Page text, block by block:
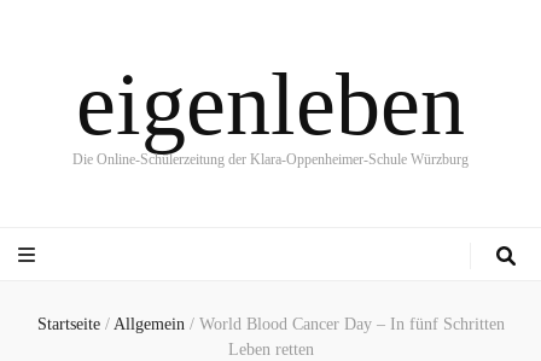
eigenleben
Die Online-Schülerzeitung der Klara-Oppenheimer-Schule Würzburg
Startseite / Allgemein / World Blood Cancer Day – In fünf Schritten
Leben retten